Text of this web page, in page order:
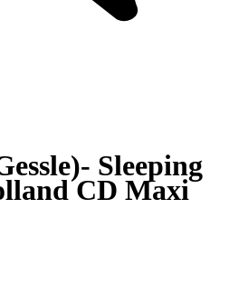
Sleeping
CD Maxi